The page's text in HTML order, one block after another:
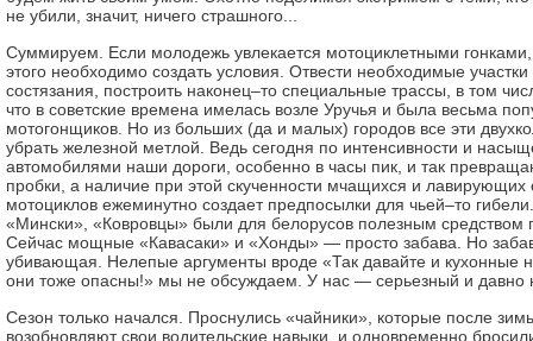
не убили, значит, ничего страшного...
Суммируем. Если молодежь увлекается мотоциклетными
этого необходимо создать условия. Отвести необходимые
состязания, построить наконец–то специальные трассы, в том
что в советские времена имелась возле Уручья и была весьма
мотогонщиков. Но из больших (да и малых) городов все эти
убрать железной метлой. Ведь сегодня по интенсивности и
автомобилями наши дороги, особенно в часы пик, и так
пробки, а наличие при этой скученности мчащихся и лавирующих
мотоциклов ежеминутно создает предпосылки для чьей–то
«Мински», «Ковровцы» были для белорусов полезным средством
Сейчас мощные «Кавасаки» и «Хонды» — просто забава. Но
убивающая. Нелепые аргументы вроде «Так давайте и кухонные
они тоже опасны!» мы не обсуждаем. У нас — серьезный и давно
Сезон только начался. Проснулись «чайники», которые после
возобновляют свои водительские навыки, и одновременно